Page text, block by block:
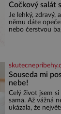
Čočkový salát
Je lehký, zdravý,
němu dáte
nebo čerstvou
Souseda mi
nebe!
Celý život jsem si
sama. Až vážná
ukázala, že